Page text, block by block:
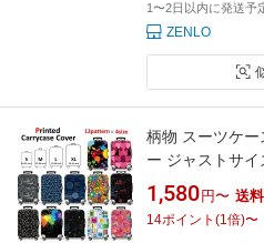
1〜2日以内に発送予
ZENLO
柄物 スーツケ
ー ジャストサ
で透けない高級
キャリーケース
ランクカバー 盗
1,580 円〜 送
14ポイント (1倍)〜